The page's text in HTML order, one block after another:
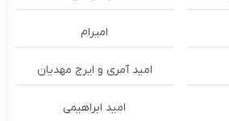
اميرام
امید آمری و ایرج مهدیان
امید ابراهیمی